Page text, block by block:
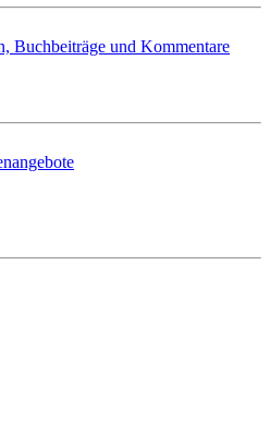
Buchbeiträge und Kommentare